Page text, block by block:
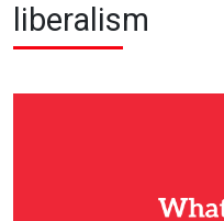
liberalism